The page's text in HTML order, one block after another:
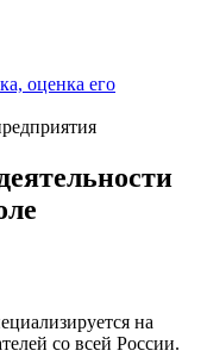
оценка его
на
со всей России.